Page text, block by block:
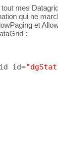
mes
qui ne
et
:
id=